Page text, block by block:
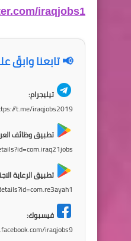
iraqjobs1
📢 تابعنا وابقَ
تيليجرام:
t.me/iraqjobs2019
تطبيق وظائف
تطبيق الرعاية
فيسبوك:
iraqjobs9